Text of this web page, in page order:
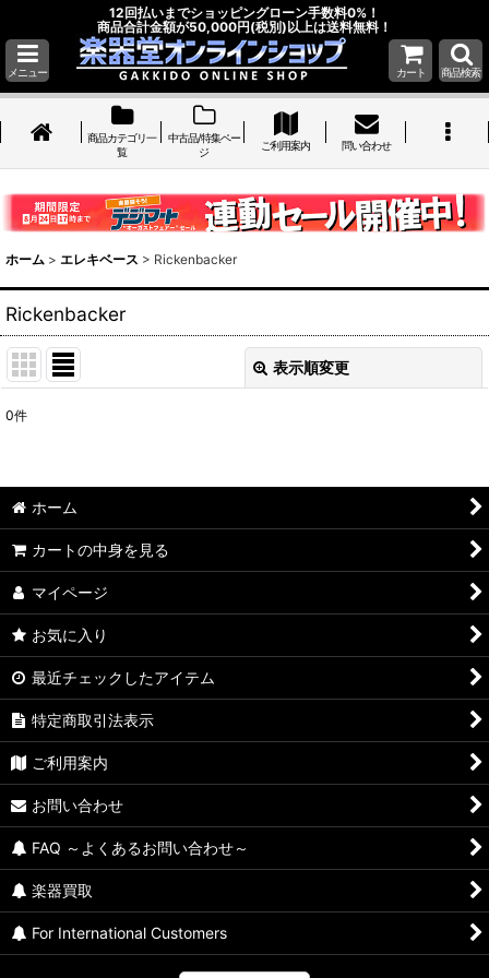
12回払いまでショッピングローン手数料0%！
商品合計金額が50,000円(税別)以上は送料無料！
メニュー カート 商品検索
商品カテゴリ一
覧
中古品/特集ペー
ジ
ご利用案内 問い合わせ
ホーム > エレキベース > Rickenbacker
Rickenbacker
表示順変更
並び順:
0件
ホーム
カートの中身を見る
マイページ
お気に入り
最近チェックしたアイテム
特定商取引法表示
ご利用案内
お問い合わせ
FAQ ～よくあるお問い合わせ～
楽器買取
For International Customers